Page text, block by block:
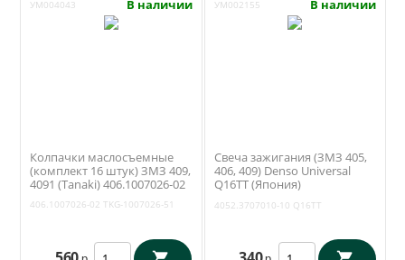
УМ004043 В наличии
Колпачки маслосъемные
(комплект 16 штук) ЗМЗ 409,
4091 (Tanaki) 406.1007026-02
406.1007026-02 TKG-1007026-51
р.
УМ002155 В наличии
Свеча зажигания (ЗМЗ 405,
406, 409) Denso Universal
Q16TT (Япония)
4052.3707010-10 Q16TT
р.